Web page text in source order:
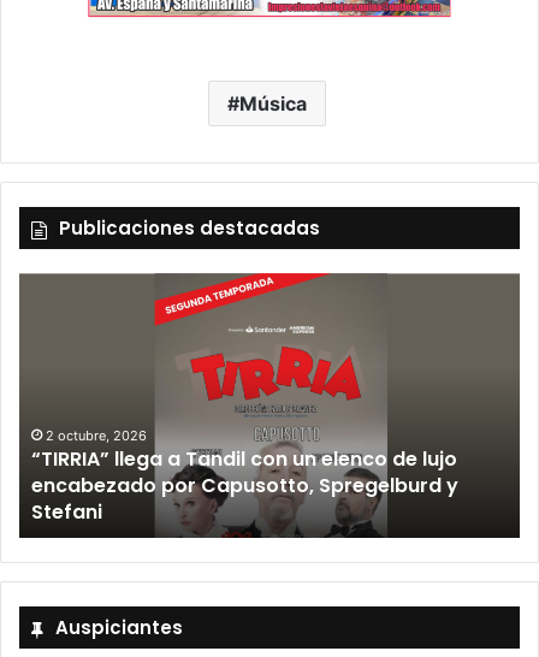
Música
Publicaciones destacadas
12 septiembre, 2026
Los Fabulosos Cadillacs anunciaron su show en
Tandil y ya están a la venta las entradas
Auspiciantes